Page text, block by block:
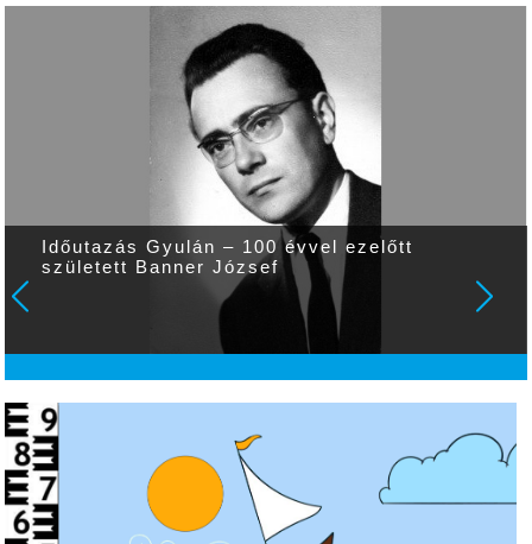
Időutazás Gyulán – 100 évvel ezelőtt
született Banner József